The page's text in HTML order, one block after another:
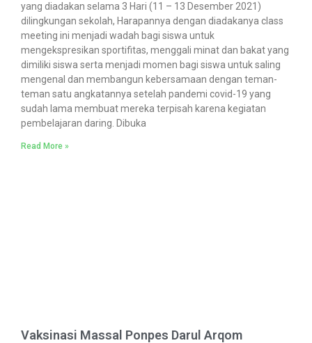
yang diadakan selama 3 Hari (11 – 13 Desember 2021)
dilingkungan sekolah, Harapannya dengan diadakanya class
meeting ini menjadi wadah bagi siswa untuk
mengekspresikan sportifitas, menggali minat dan bakat yang
dimiliki siswa serta menjadi momen bagi siswa untuk saling
mengenal dan membangun kebersamaan dengan teman-
teman satu angkatannya setelah pandemi covid-19 yang
sudah lama membuat mereka terpisah karena kegiatan
pembelajaran daring. Dibuka
Read More »
Vaksinasi Massal Ponpes Darul Arqom